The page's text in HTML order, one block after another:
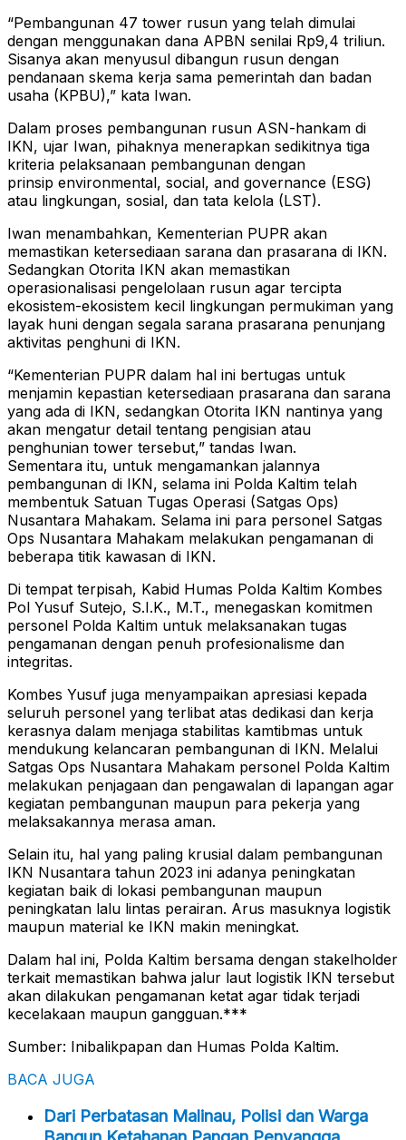
“Pembangunan 47 tower rusun yang telah dimulai
dengan menggunakan dana APBN senilai Rp9,4 triliun.
Sisanya akan menyusul dibangun rusun dengan
pendanaan skema kerja sama pemerintah dan badan
usaha (KPBU),” kata Iwan.
Dalam proses pembangunan rusun ASN-hankam di
IKN, ujar Iwan, pihaknya menerapkan sedikitnya tiga
kriteria pelaksanaan pembangunan dengan
prinsip environmental, social, and governance (ESG)
atau lingkungan, sosial, dan tata kelola (LST).
Iwan menambahkan, Kementerian PUPR akan
memastikan ketersediaan sarana dan prasarana di IKN.
Sedangkan Otorita IKN akan memastikan
operasionalisasi pengelolaan rusun agar tercipta
ekosistem-ekosistem kecil lingkungan permukiman yang
layak huni dengan segala sarana prasarana penunjang
aktivitas penghuni di IKN.
“Kementerian PUPR dalam hal ini bertugas untuk
menjamin kepastian ketersediaan prasarana dan sarana
yang ada di IKN, sedangkan Otorita IKN nantinya yang
akan mengatur detail tentang pengisian atau
penghunian tower tersebut,” tandas Iwan.
Sementara itu, untuk mengamankan jalannya
pembangunan di IKN, selama ini Polda Kaltim telah
membentuk Satuan Tugas Operasi (Satgas Ops)
Nusantara Mahakam. Selama ini para personel Satgas
Ops Nusantara Mahakam melakukan pengamanan di
beberapa titik kawasan di IKN.
Di tempat terpisah, Kabid Humas Polda Kaltim Kombes
Pol Yusuf Sutejo, S.I.K., M.T., menegaskan komitmen
personel Polda Kaltim untuk melaksanakan tugas
pengamanan dengan penuh profesionalisme dan
integritas.
Kombes Yusuf juga menyampaikan apresiasi kepada
seluruh personel yang terlibat atas dedikasi dan kerja
kerasnya dalam menjaga stabilitas kamtibmas untuk
mendukung kelancaran pembangunan di IKN. Melalui
Satgas Ops Nusantara Mahakam personel Polda Kaltim
melakukan penjagaan dan pengawalan di lapangan agar
kegiatan pembangunan maupun para pekerja yang
melaksakannya merasa aman.
Selain itu, hal yang paling krusial dalam pembangunan
IKN Nusantara tahun 2023 ini adanya peningkatan
kegiatan baik di lokasi pembangunan maupun
peningkatan lalu lintas perairan. Arus masuknya logistik
maupun material ke IKN makin meningkat.
Dalam hal ini, Polda Kaltim bersama dengan stakelholder
terkait memastikan bahwa jalur laut logistik IKN tersebut
akan dilakukan pengamanan ketat agar tidak terjadi
kecelakaan maupun gangguan.***
Sumber: Inibalikpapan dan Humas Polda Kaltim.
BACA JUGA
Dari Perbatasan Malinau, Polisi dan Warga